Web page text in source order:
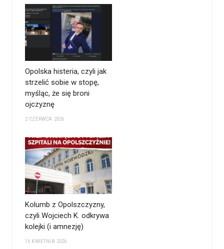
Opolska histeria, czyli jak
strzelić sobie w stopę,
myśląc, że się broni
ojczyznę
2 CZERWCA 2026
Kolumb z Opolszczyzny,
czyli Wojciech K. odkrywa
kolejki (i amnezję)
16 KWIETNIA 2026